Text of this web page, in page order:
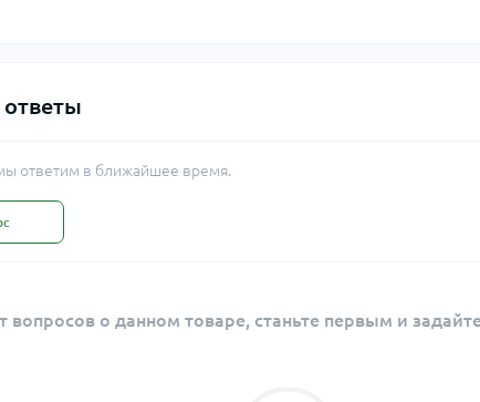
ответим в ближайшее время.
вопросов о данном товаре, станьте первым и